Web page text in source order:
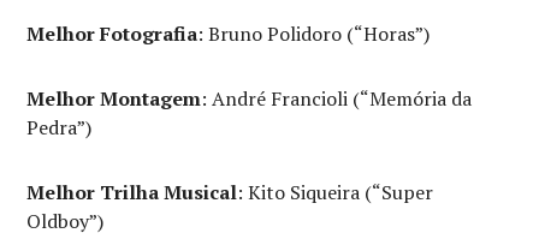
Melhor Fotografia: Bruno Polidoro (“Horas”)
Melhor Montagem: André Francioli (“Memória da
Pedra”)
Melhor Trilha Musical: Kito Siqueira (“Super
Oldboy”)